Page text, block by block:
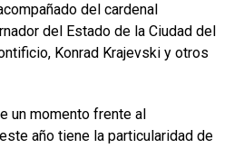
del cardenal
del Estado de la Ciudad del
Konrad Krajevski y otros
un momento frente al
año tiene la particularidad de